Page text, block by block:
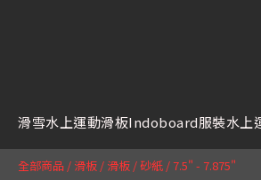
滑雪水上運動滑板Indoboard服裝水上
全部商品 / 滑板 / 滑板 / 砂紙 / 7.5" - 7.875"